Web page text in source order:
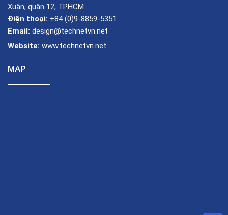
Xuân, quận 12, TPHCM
Điện thoại: +84 (0)9-8859-5351
Email: design@technetvn.net
Website: www.technetvn.net
MAP